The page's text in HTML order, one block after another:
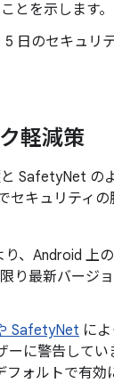
とを示します。
日のセキュリ
軽減策
SafetyNet の
セキュリティ
、Android 上
り最新バージ
SafetyNet に
ーに警告してい
ォルトで有